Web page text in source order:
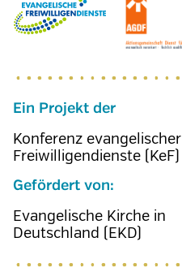
Ein Projekt der
Konferenz evangelischer
Freiwilligendienste (KeF)
Gefördert von:
Evangelische Kirche in
Deutschland (EKD)